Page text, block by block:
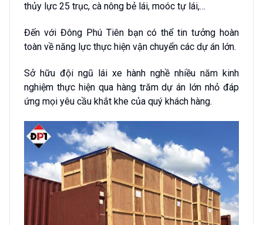
thủy lực 25 trục, cà nông bẻ lái, moóc tự lái,…
Đến với Đông Phú Tiên bạn có thể tin tưởng hoàn
toàn về năng lực thực hiện vận chuyển các dự án lớn.
Sở hữu đội ngũ lái xe hành nghề nhiều năm kinh
nghiệm thực hiện qua hàng trăm dự án lớn nhỏ đáp
ứng mọi yêu cầu khắt khe của quý khách hàng.